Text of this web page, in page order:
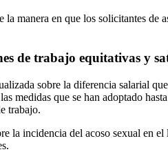
manera en que los solicitantes de
de trabajo equitativas y
sobre la diferencia salarial
medidas que se han adoptado
trabajo.
la incidencia del acoso sexual en